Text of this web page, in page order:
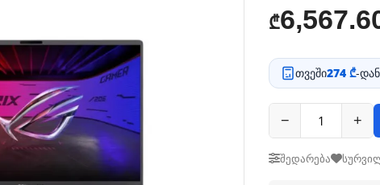
₾
თვეში274 ₾-დან
− +
შედარება